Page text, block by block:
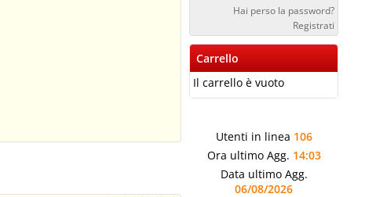
Hai perso la password?
Registrati
Carrello
Il carrello è vuoto
Utenti in linea 106
Ora ultimo Agg. 14:03
Data ultimo Agg.
06/08/2026